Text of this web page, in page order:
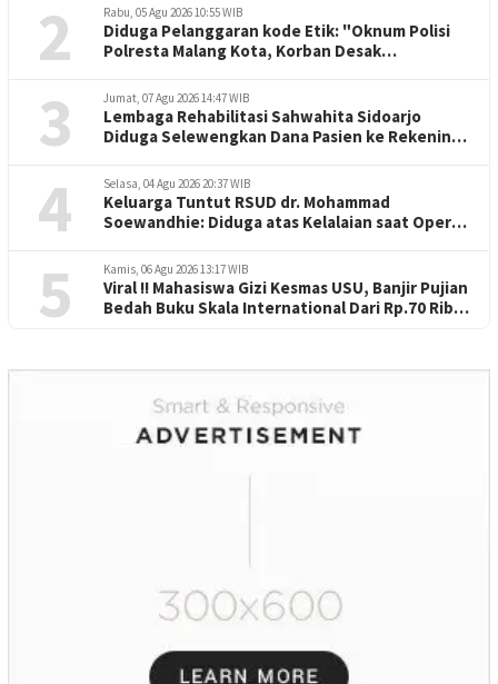
2 Rabu, 05 Agu 2026 10:55 WIB
Diduga Pelanggaran kode Etik: "Oknum Polisi
Polresta Malang Kota, Korban Desak
3 Jumat, 07 Agu 2026 14:47 WIB
Lembaga Rehabilitasi Sahwahita Sidoarjo
Diduga Selewengkan Dana Pasien ke Rekening
4 Selasa, 04 Agu 2026 20:37 WIB
Keluarga Tuntut RSUD dr. Mohammad
Soewandhie: Diduga atas Kelalaian saat Operasi
5 Kamis, 06 Agu 2026 13:17 WIB
Viral !! Mahasiswa Gizi Kesmas USU, Banjir Pujian
Bedah Buku Skala International Dari Rp.70 Ribu